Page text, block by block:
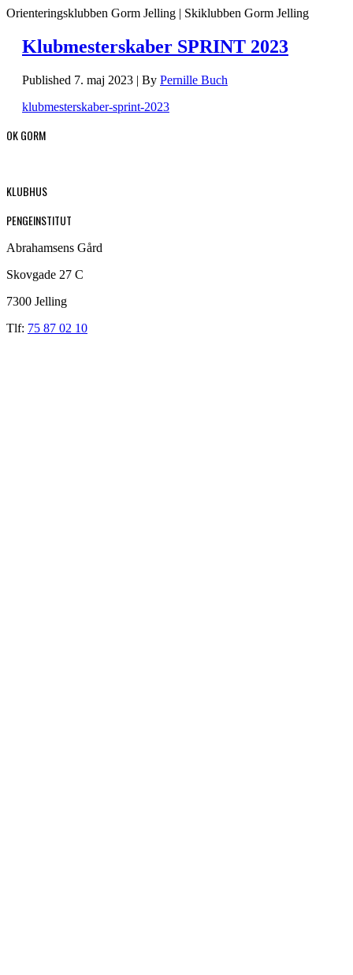
Orienteringsklubben Gorm Jelling | Skiklubben Gorm Jelling
Klubmesterskaber SPRINT 2023
Published 7. maj 2023 | By Pernille Buch
klubmesterskaber-sprint-2023
OK GORM
KLUBHUS
PENGEINSTITUT
Abrahamsens Gård
Skovgade 27 C
7300 Jelling
Tlf: 75 87 02 10